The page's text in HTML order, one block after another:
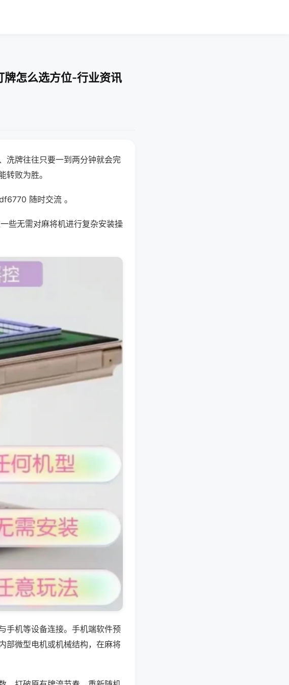
牌怎么选方位-行业资讯
洗牌往往只要一到两分钟就会完
败为胜。
随时交流 。
些无需对麻将机进行复杂安装操
手机等设备连接。手机端软件预
部微型电机或机械结构，在麻将